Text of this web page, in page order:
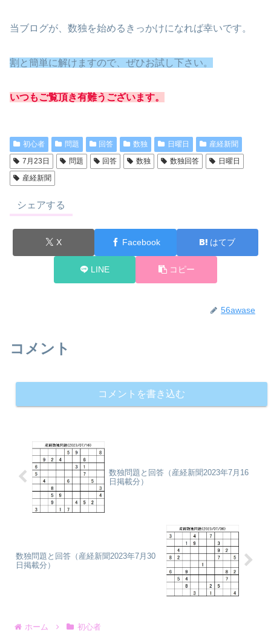
当ブログが、数独を始めるきっかけになれば幸いです。
割と 簡単に解けますので、ぜひお試し下さい。
いつもご覧頂き有難うございます。
初心者 問題 回答 数独 日曜日
産経新聞
7月23日
問題 回答 数独 数独回答
日曜日
産経新聞
シェアする
X Facebook はてブ
LINE コピー
56awase
コメント
コメントを書き込む
数独問題と回答（産経新聞2023年7月16
日掲載分）
数独問題と回答（産経新聞2023年7月30
日掲載分）
ホーム 初心者